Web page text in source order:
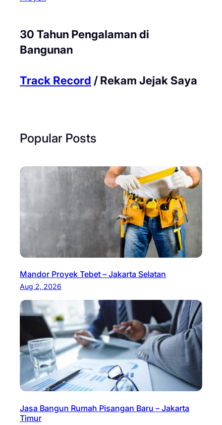
30 Tahun Pengalaman di
Bangunan
Track Record / Rekam Jejak Saya
Popular Posts
Mandor Proyek Tebet – Jakarta Selatan
Aug 2, 2026
Jasa Bangun Rumah Pisangan Baru – Jakarta
Timur